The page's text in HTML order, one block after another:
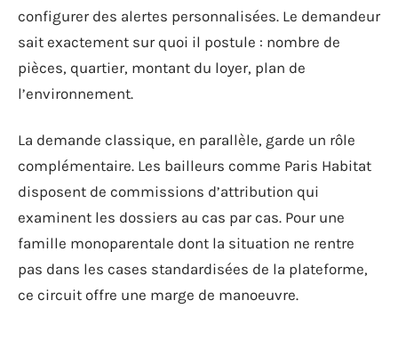
configurer des alertes personnalisées. Le demandeur
sait exactement sur quoi il postule : nombre de
pièces, quartier, montant du loyer, plan de
l’environnement.
La demande classique, en parallèle, garde un rôle
complémentaire. Les bailleurs comme Paris Habitat
disposent de commissions d’attribution qui
examinent les dossiers au cas par cas. Pour une
famille monoparentale dont la situation ne rentre
pas dans les cases standardisées de la plateforme,
ce circuit offre une marge de manoeuvre.